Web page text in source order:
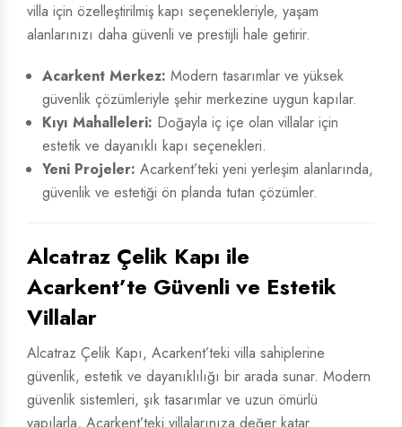
villa için özelleştirilmiş kapı seçenekleriyle, yaşam
alanlarınızı daha güvenli ve prestijli hale getirir.
Acarkent Merkez: Modern tasarımlar ve yüksek
güvenlik çözümleriyle şehir merkezine uygun kapılar.
Kıyı Mahalleleri: Doğayla iç içe olan villalar için
estetik ve dayanıklı kapı seçenekleri.
Yeni Projeler: Acarkent’teki yeni yerleşim alanlarında,
güvenlik ve estetiği ön planda tutan çözümler.
Alcatraz Çelik Kapı ile
Acarkent’te Güvenli ve Estetik
Villalar
Alcatraz Çelik Kapı, Acarkent’teki villa sahiplerine
güvenlik, estetik ve dayanıklılığı bir arada sunar. Modern
güvenlik sistemleri, şık tasarımlar ve uzun ömürlü